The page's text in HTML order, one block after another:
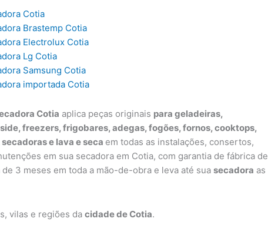
Cotia
Brastemp Cotia
Electrolux Cotia
Lg Cotia
Samsung Cotia
importada Cotia
Cotia aplica peças originais para geladeiras,
freezers, frigobares, adegas, fogões, fornos, cooktops,
e lava e seca em todas as instalações, consertos,
em sua secadora em Cotia, com garantia de fábrica de
de 3 meses em toda a mão-de-obra e leva até suasecadora as
vilas e regiões dacidade de Cotia.